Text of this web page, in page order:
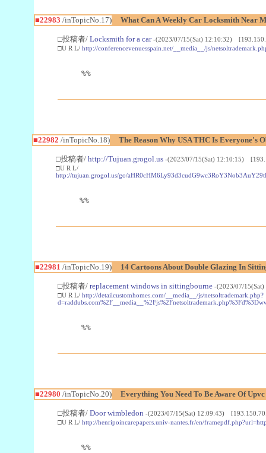
■22983 /inTopicNo.17) What Can A Weekly Car Locksmith Near
□投稿者/ Locksmith for a car -(2023/07/15(Sat) 12:10:32)
□U R L/ http://conferencevenuesspain.net/__media__/js/
%%
■22982 /inTopicNo.18) The Reason Why USA THC Is Everyone's
□投稿者/ http://Tujuan.grogol.us -(2023/07/15(Sat) 12:10:15)
□U R L/
http://tujuan.grogol.us/go/
%%
■22981 /inTopicNo.19) 14 Cartoons About Double Glazing In
□投稿者/ replacement windows in sittingbourne -(2023/07/
□U R L/ http://detailcustomhomes.com/__media__/js/netsoltrademark.php?
%%
■22980 /inTopicNo.20) Everything You Need To Be Aware Of
□投稿者/ Door wimbledon -(2023/07/15(Sat) 12:09:43)
□U R L/ http://henripoincarepapers.univ-nantes.fr/en/
%%